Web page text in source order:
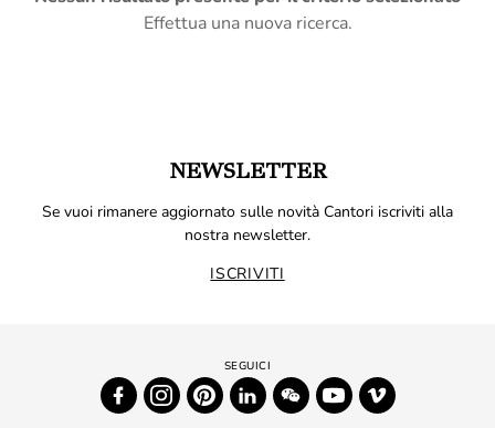
Effettua una nuova ricerca.
NEWSLETTER
Se vuoi rimanere aggiornato sulle novità Cantori iscriviti alla
nostra newsletter.
ISCRIVITI